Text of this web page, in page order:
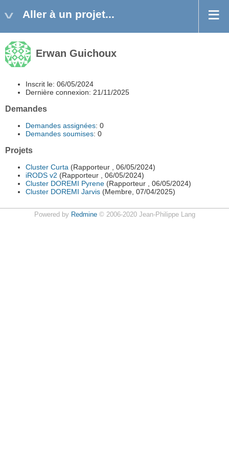
Aller à un projet...
Erwan Guichoux
Inscrit le: 06/05/2024
Dernière connexion: 21/11/2025
Demandes
Demandes assignées: 0
Demandes soumises: 0
Projets
Cluster Curta (Rapporteur , 06/05/2024)
iRODS v2 (Rapporteur , 06/05/2024)
Cluster DOREMI Pyrene (Rapporteur , 06/05/2024)
Cluster DOREMI Jarvis (Membre, 07/04/2025)
Powered by Redmine© 2006-2020 Jean-Philippe Lang